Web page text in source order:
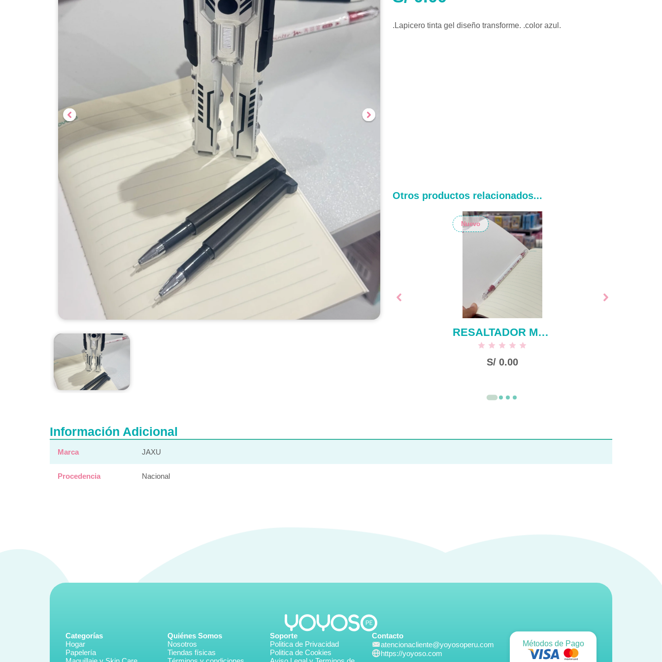
.Lapicero tinta gel diseño transforme. .color azul.
Otros productos relacionados...
Nuevo
RESALTADOR METALICO
S/0.00
Información Adicional
Marca JAXU
Procedencia Nacional
Categorías
Hogar
Papelería
Quiénes Somos
Nosotros
Tiendas físicas
Soporte
Politica de Privacidad
Politica de Cookies
Contacto
atencionacliente@yoyosoperu.com
https://yoyoso.com
Métodos de Pago